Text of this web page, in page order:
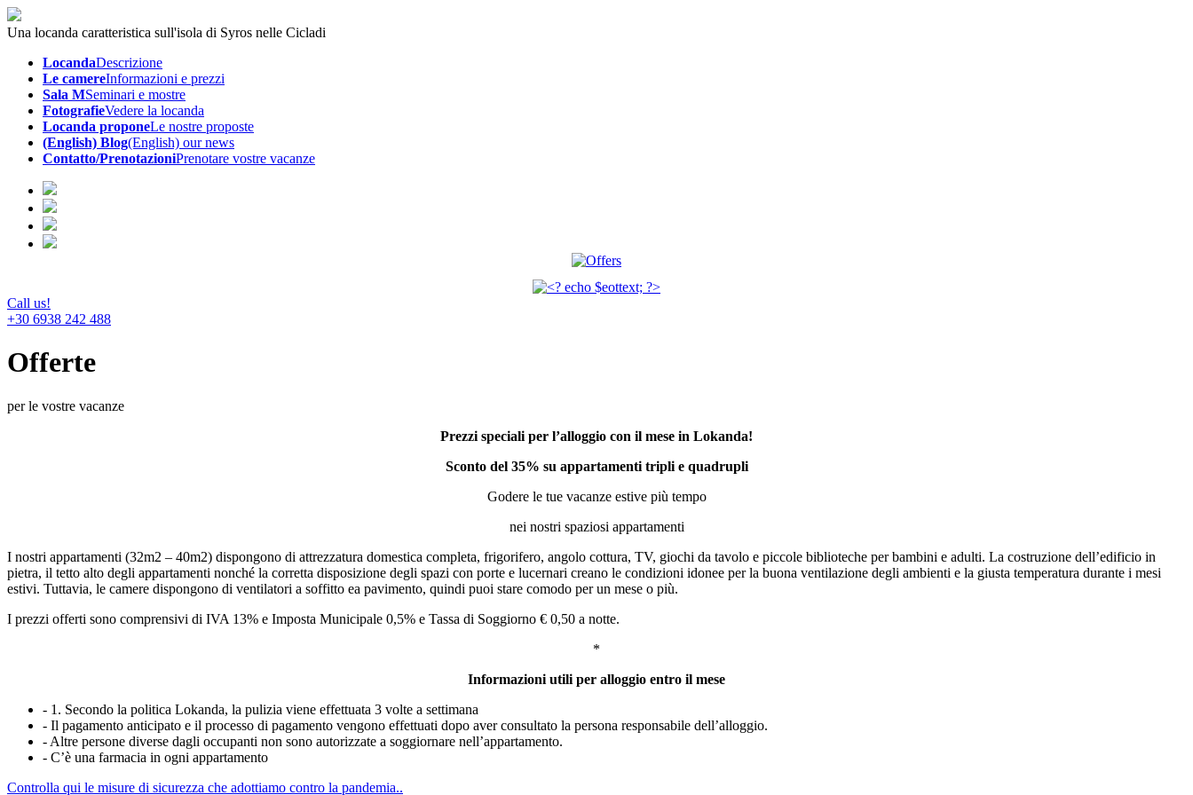
Una locanda caratteristica sull'isola di Syros nelle Cicladi
LocandaDescrizione
Le camereInformazioni e prezzi
Sala MSeminari e mostre
FotografieVedere la locanda
Locanda proponeLe nostre proposte
(English) Blog(English) our news
Contatto/PrenotazioniPrenotare vostre vacanze
Call us!
+30 6938 242 488
Offerte
per le vostre vacanze
Prezzi speciali per l’alloggio con il mese in Lokanda!
Sconto del 35% su appartamenti tripli e quadrupli
Godere le tue vacanze estive più tempo
nei nostri spaziosi appartamenti
I nostri appartamenti (32m2 – 40m2) dispongono di attrezzatura domestica completa, frigorifero, angolo cottura, TV, giochi da tavolo e piccole biblioteche per bambini e adulti. La costruzione dell’edificio in
pietra, il tetto alto degli appartamenti nonché la corretta disposizione degli spazi con porte e lucernari creano le condizioni idonee per la buona ventilazione degli ambienti e la giusta temperatura durante i mesi
estivi. Tuttavia, le camere dispongono di ventilatori a soffitto ea pavimento, quindi puoi stare comodo per un mese o più.
I prezzi offerti sono comprensivi di IVA 13% e Imposta Municipale 0,5% e Tassa di Soggiorno € 0,50 a notte.
*
Informazioni utili per alloggio entro il mese
- 1. Secondo la politica Lokanda, la pulizia viene effettuata 3 volte a settimana
- Il pagamento anticipato e il processo di pagamento vengono effettuati dopo aver consultato la persona responsabile dell’alloggio.
- Altre persone diverse dagli occupanti non sono autorizzate a soggiornare nell’appartamento.
- C’è una farmacia in ogni appartamento
Controlla qui le misure di sicurezza che adottiamo contro la pandemia..